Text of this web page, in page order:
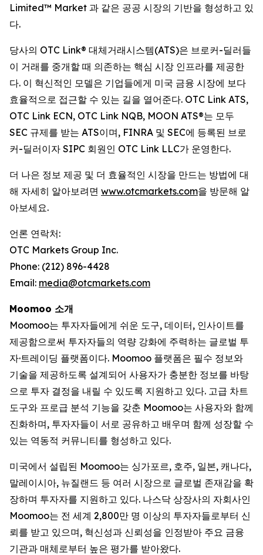
Limited™ Market 과 같은 공공 시장의 기반을 형성하고 있
다.
당사의 OTC Link® 대체거래시스템(ATS)은 브로커-딜러들
이 거래를 중개할 때 의존하는 핵심 시장 인프라를 제공한
다. 이 혁신적인 모델은 기업들에게 미국 금융 시장에 보다
효율적으로 접근할 수 있는 길을 열어준다. OTC Link ATS,
OTC Link ECN, OTC Link NQB, MOON ATS®는 모두
SEC 규제를 받는 ATS이며, FINRA 및 SEC에 등록된 브로
커-딜러이자 SIPC 회원인 OTC Link LLC가 운영한다.
더 나은 정보 제공 및 더 효율적인 시장을 만드는 방법에 대
해 자세히 알아보려면 www.otcmarkets.com을 방문해 알
아보세요.
언론 연락처:
OTC Markets Group Inc.
Phone: (212) 896-4428
Email: media@otcmarkets.com
Moomoo 소개
Moomoo는 투자자들에게 쉬운 도구, 데이터, 인사이트를
제공함으로써 투자자들의 역량 강화에 주력하는 글로벌 투
자·트레이딩 플랫폼이다. Moomoo 플랫폼은 필수 정보와
기술을 제공하도록 설계되어 사용자가 충분한 정보를 바탕
으로 투자 결정을 내릴 수 있도록 지원하고 있다. 고급 차트
도구와 프로급 분석 기능을 갖춘 Moomoo는 사용자와 함께
진화하며, 투자자들이 서로 공유하고 배우며 함께 성장할 수
있는 역동적 커뮤니티를 형성하고 있다.
미국에서 설립된 Moomoo는 싱가포르, 호주, 일본, 캐나다,
말레이시아, 뉴질랜드 등 여러 시장으로 글로벌 존재감을 확
장하며 투자자를 지원하고 있다. 나스닥 상장사의 자회사인
Moomoo는 전 세계 2,800만 명 이상의 투자자들로부터 신
뢰를 받고 있으며, 혁신성과 신뢰성을 인정받아 주요 금융
기관과 매체로부터 높은 평가를 받아왔다.